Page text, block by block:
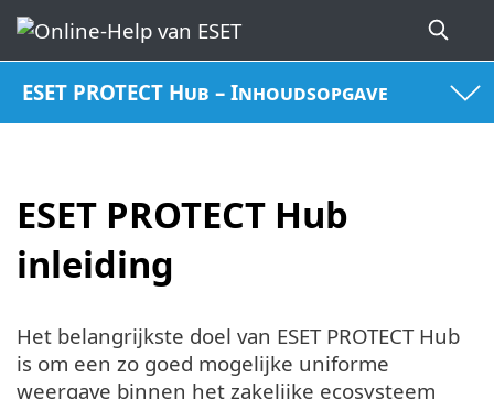
ESET PROTECT Hub – Inhoudsopgave
ESET PROTECT Hub
inleiding
Het belangrijkste doel van ESET PROTECT Hub
is om een zo goed mogelijke uniforme
weergave binnen het zakelijke ecosysteem